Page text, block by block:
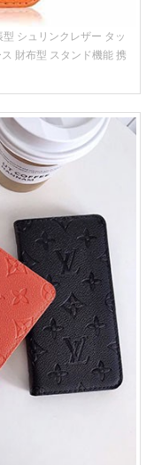
型 シュリンクレザー タッ
ス 財布型 スタンド機能 携
ス 手帳 レディース 人気